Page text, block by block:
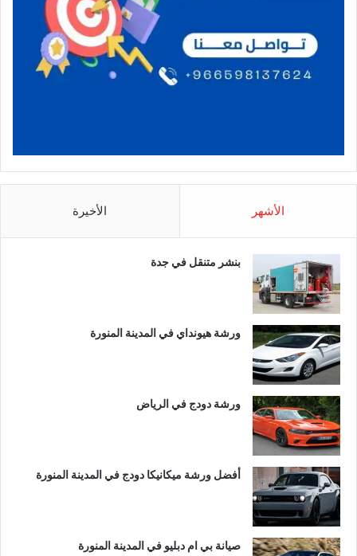
الأشهر الأخيرة
بنشر متنقل في جدة
ورشة هيونداي في المدينة المنورة
ورشة دودج في الرياض
أفضل ورشة ميكانيكا دودج في المدينة المنورة
صيانة بي ام دبليو في المدينة المنورة